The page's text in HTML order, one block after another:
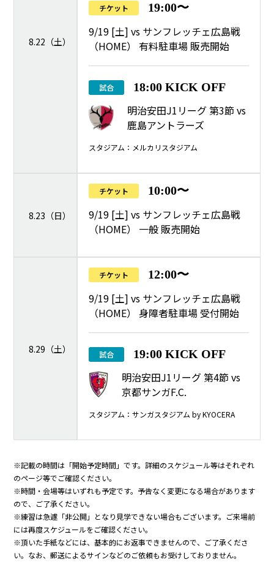
8.22（土）
チケット 19:00〜
9/19 [土] vs サンフレッチェ広島戦
（HOME） 有料駐車場 販売開始
試合 18:00 KICK OFF
明治安田J1リーグ 第3節 vs
鹿島アントラーズ
スタジアム：メルカリスタジアム
8.23（日）
チケット 10:00〜
9/19 [土] vs サンフレッチェ広島戦
（HOME） 一般 販売開始
8.29（土）
チケット 12:00〜
9/19 [土] vs サンフレッチェ広島戦
（HOME） 身障者駐車場 受付開始
試合 19:00 KICK OFF
明治安田J1リーグ 第4節 vs
京都サンガF.C.
スタジアム：サンガスタジアム by KYOCERA
※記載の時間は「開始予定時間」です。詳細のスケジュール等はそれぞれ
のページ等でご確認ください。
※時間・会場等はいずれも予定です。予告なく変更になる場合があります
ので、ご了承ください。
※練習は急遽「非公開」となり見学できない場合もございます。ご来場前
には再度スケジュールをご確認ください。
※頂いた手紙などには、基本的にお返事できませんので、ご了承くださ
い。なお、郵送によるサインなどのご依頼もお受けしておりません。